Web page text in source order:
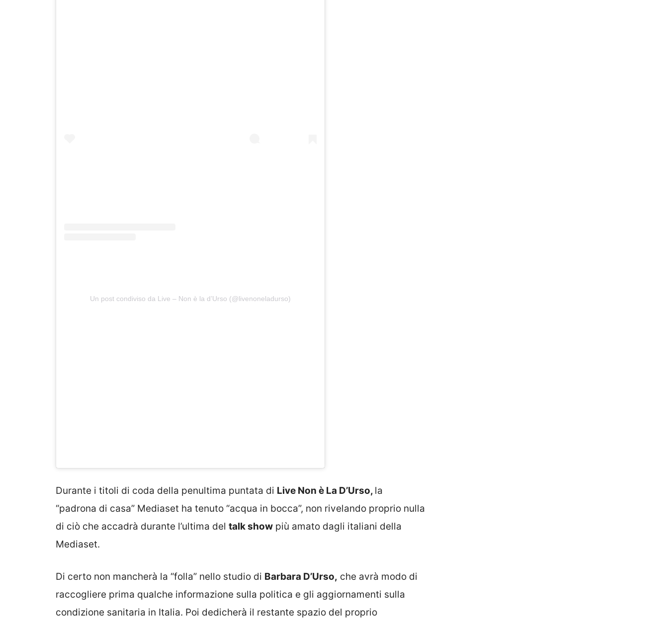
Un post condiviso da Live – Non è la d’Urso (@livenoneladurso)
Durante i titoli di coda della penultima puntata di Live Non è La D’Urso, la
“padrona di casa” Mediaset ha tenuto “acqua in bocca”, non rivelando proprio nulla
di ciò che accadrà durante l’ultima del talk show più amato dagli italiani della
Mediaset.
Di certo non mancherà la “folla” nello studio di Barbara D’Urso, che avrà modo di
raccogliere prima qualche informazione sulla politica e gli aggiornamenti sulla
condizione sanitaria in Italia. Poi dedicherà il restante spazio del proprio